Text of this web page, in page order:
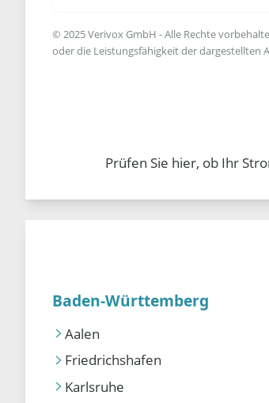
© 2025 Verivox GmbH - Alle Rechte
oder die Leistungsfähigkeit der dargestellten
Prüfen Sie hier, ob Ihr
Baden-Württemberg
Aalen
Friedrichshafen
Karlsruhe